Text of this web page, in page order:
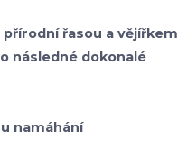
řasou a vějířkem
následné dokonalé
namáhání